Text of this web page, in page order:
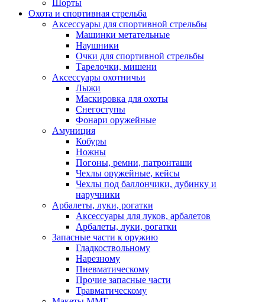
Шорты
Охота и спортивная стрельба
Аксессуары для спортивной стрельбы
Машинки метательные
Наушники
Очки для спортивной стрельбы
Тарелочки, мишени
Аксессуары охотничьи
Лыжи
Маскировка для охоты
Снегоступы
Фонари оружейные
Амуниция
Кобуры
Ножны
Погоны, ремни, патронташи
Чехлы оружейные, кейсы
Чехлы под баллончики, дубинку и
наручники
Арбалеты, луки, рогатки
Аксессуары для луков, арбалетов
Арбалеты, луки, рогатки
Запасные части к оружию
Гладкоствольному
Нарезному
Пневматическому
Прочие запасные части
Травматическому